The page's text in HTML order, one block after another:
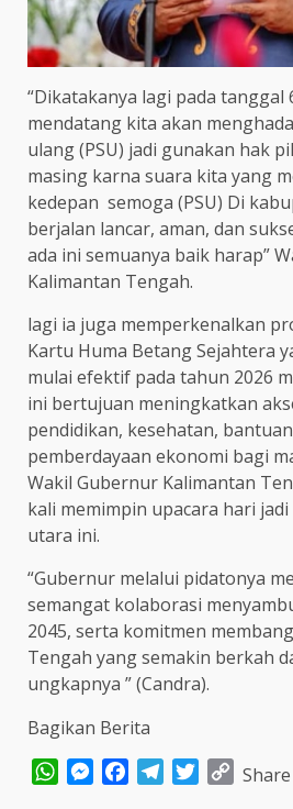
“Dikatakanya lagi pada tanggal
mendatang kita akan
ulang (PSU) jadi gunakan hak
masing karna suara kita yang
kedepan semoga (PSU) Di
berjalan lancar, aman, dan
ada ini semuanya baik harap”
Kalimantan Tengah.
lagi ia juga memperkenalkan
Kartu Huma Betang Sejahtera
mulai efektif pada tahun 2026
ini bertujuan meningkatkan
pendidikan, kesehatan,
pemberdayaan ekonomi bagi
Wakil Gubernur Kalimantan
kali memimpin upacara hari
utara ini.
“Gubernur melalui pidatonya
semangat kolaborasi
2045, serta komitmen
Tengah yang semakin berkah
ungkapnya ” (Candra).
Bagikan Berita
WhatsAppMessenger
FacebookTelegram
TwitterCopy
Share